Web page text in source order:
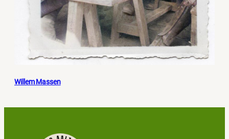
Willem Massen